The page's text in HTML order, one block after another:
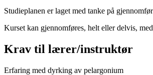
Studieplanen er laget med tanke på
Kurset kan gjennomføres, helt eller delvis,
Krav til lærer/instruktør
Erfaring med dyrking av pelargonium